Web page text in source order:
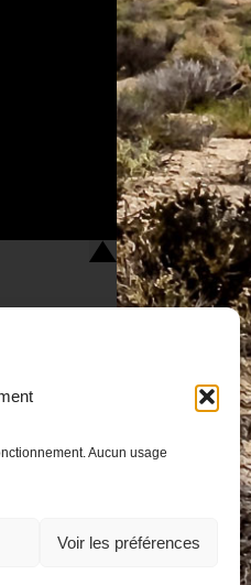
Aucun usage
Voir les préférences